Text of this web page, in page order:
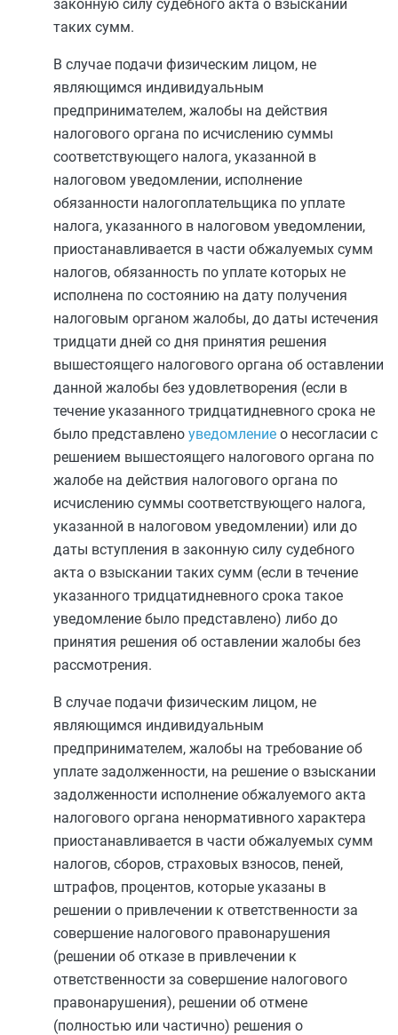
законную силу судебного акта о взыскании
таких сумм.
В случае подачи физическим лицом, не
являющимся индивидуальным
предпринимателем, жалобы на действия
налогового органа по исчислению суммы
соответствующего налога, указанной в
налоговом уведомлении, исполнение
обязанности налогоплательщика по уплате
налога, указанного в налоговом уведомлении,
приостанавливается в части обжалуемых сумм
налогов, обязанность по уплате которых не
исполнена по состоянию на дату получения
налоговым органом жалобы, до даты истечения
тридцати дней со дня принятия решения
вышестоящего налогового органа об оставлении
данной жалобы без удовлетворения (если в
течение указанного тридцатидневного срока не
было представлено уведомление о несогласии с
решением вышестоящего налогового органа по
жалобе на действия налогового органа по
исчислению суммы соответствующего налога,
указанной в налоговом уведомлении) или до
даты вступления в законную силу судебного
акта о взыскании таких сумм (если в течение
указанного тридцатидневного срока такое
уведомление было представлено) либо до
принятия решения об оставлении жалобы без
рассмотрения.
В случае подачи физическим лицом, не
являющимся индивидуальным
предпринимателем, жалобы на требование об
уплате задолженности, на решение о взыскании
задолженности исполнение обжалуемого акта
налогового органа ненормативного характера
приостанавливается в части обжалуемых сумм
налогов, сборов, страховых взносов, пеней,
штрафов, процентов, которые указаны в
решении о привлечении к ответственности за
совершение налогового правонарушения
(решении об отказе в привлечении к
ответственности за совершение налогового
правонарушения), решении об отмене
(полностью или частично) решения о